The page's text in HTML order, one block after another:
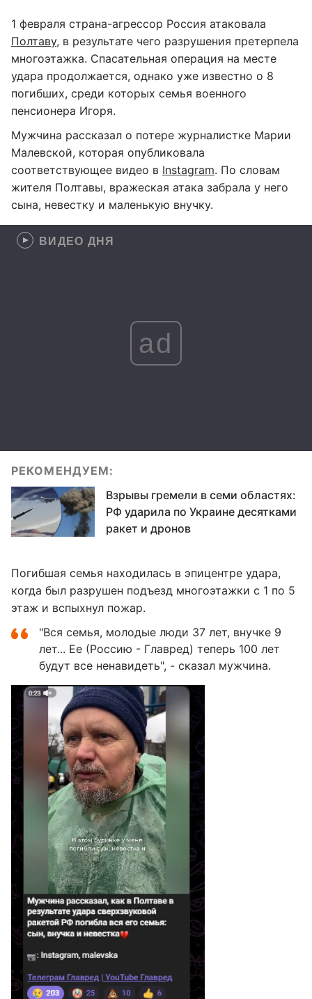
1 февраля страна-агрессор Россия атаковала
Полтаву, в результате чего разрушения претерпела
многоэтажка. Спасательная операция на месте
удара продолжается, однако уже известно о 8
погибших, среди которых семья военного
пенсионера Игоря.
Мужчина рассказал о потере журналистке Марии
Малевской, которая опубликовала
соответствующее видео в Instagram. По словам
жителя Полтавы, вражеская атака забрала у него
сына, невестку и маленькую внучку.
ВИДЕО ДНЯ
ad
РЕКОМЕНДУЕМ:
Взрывы гремели в семи областях:
РФ ударила по Украине десятками
ракет и дронов
Погибшая семья находилась в эпицентре удара,
когда был разрушен подъезд многоэтажки с 1 по 5
этаж и вспыхнул пожар.
"Вся семья, молодые люди 37 лет, внучке 9
лет... Ее (Россию - Главред) теперь 100 лет
будут все ненавидеть", - сказал мужчина.